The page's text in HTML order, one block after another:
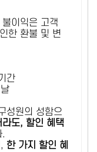
이익은 고객
한 환불 및 변
간
성원의 성함으
도, 할인 혜택
.
한 가지 할인 혜